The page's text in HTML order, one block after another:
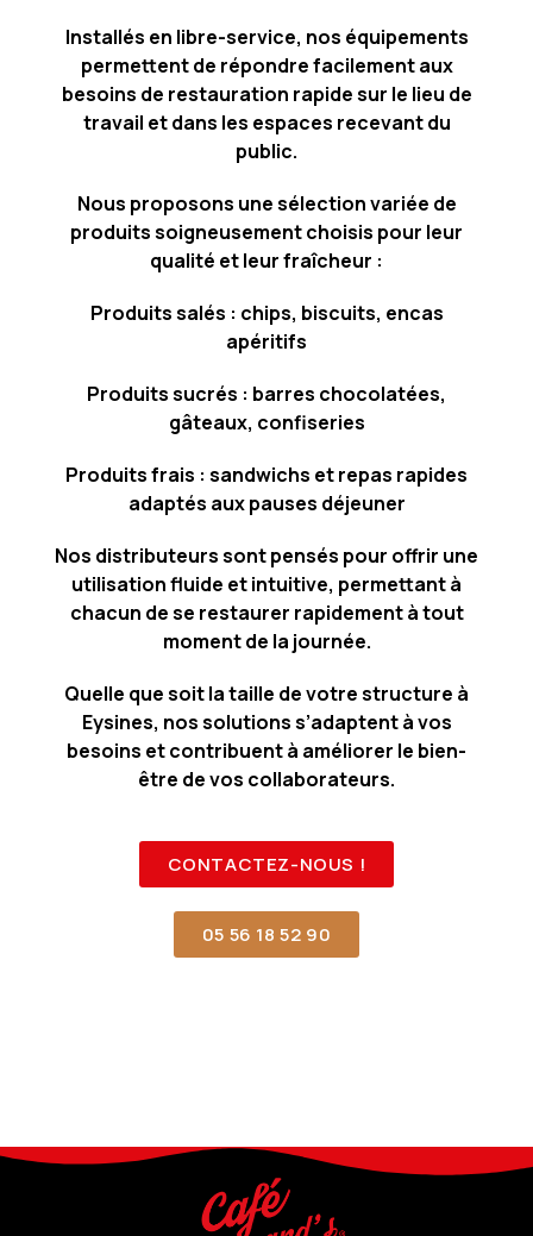
Installés en libre-service, nos équipements
permettent de répondre facilement aux
besoins de restauration rapide sur le lieu de
travail et dans les espaces recevant du
public.
Nous proposons une sélection variée de
produits soigneusement choisis pour leur
qualité et leur fraîcheur :
Produits salés : chips, biscuits, encas
apéritifs
Produits sucrés : barres chocolatées,
gâteaux, confiseries
Produits frais : sandwichs et repas rapides
adaptés aux pauses déjeuner
Nos distributeurs sont pensés pour offrir une
utilisation fluide et intuitive, permettant à
chacun de se restaurer rapidement à tout
moment de la journée.
Quelle que soit la taille de votre structure à
Eysines, nos solutions s’adaptent à vos
besoins et contribuent à améliorer le bien-
être de vos collaborateurs.
CONTACTEZ-NOUS !
05 56 18 52 90